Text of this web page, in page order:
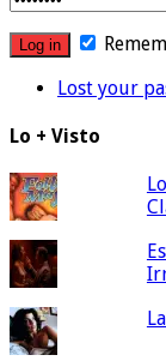
Lost your
Lo + Visto